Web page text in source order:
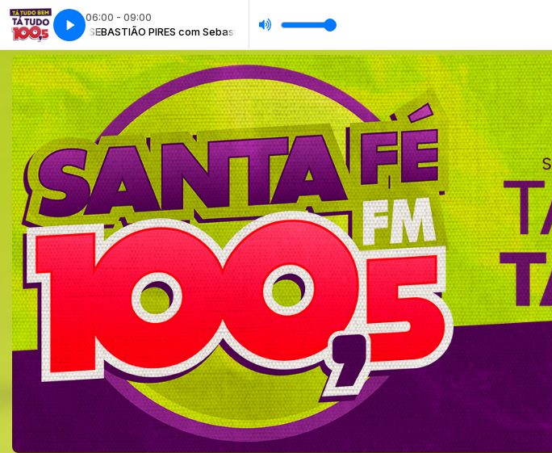
06:00 - 09:00
SEBASTIÃO PIRES com Sebastião Pires SEBASTIÃO PIRES com Sebastião Pires